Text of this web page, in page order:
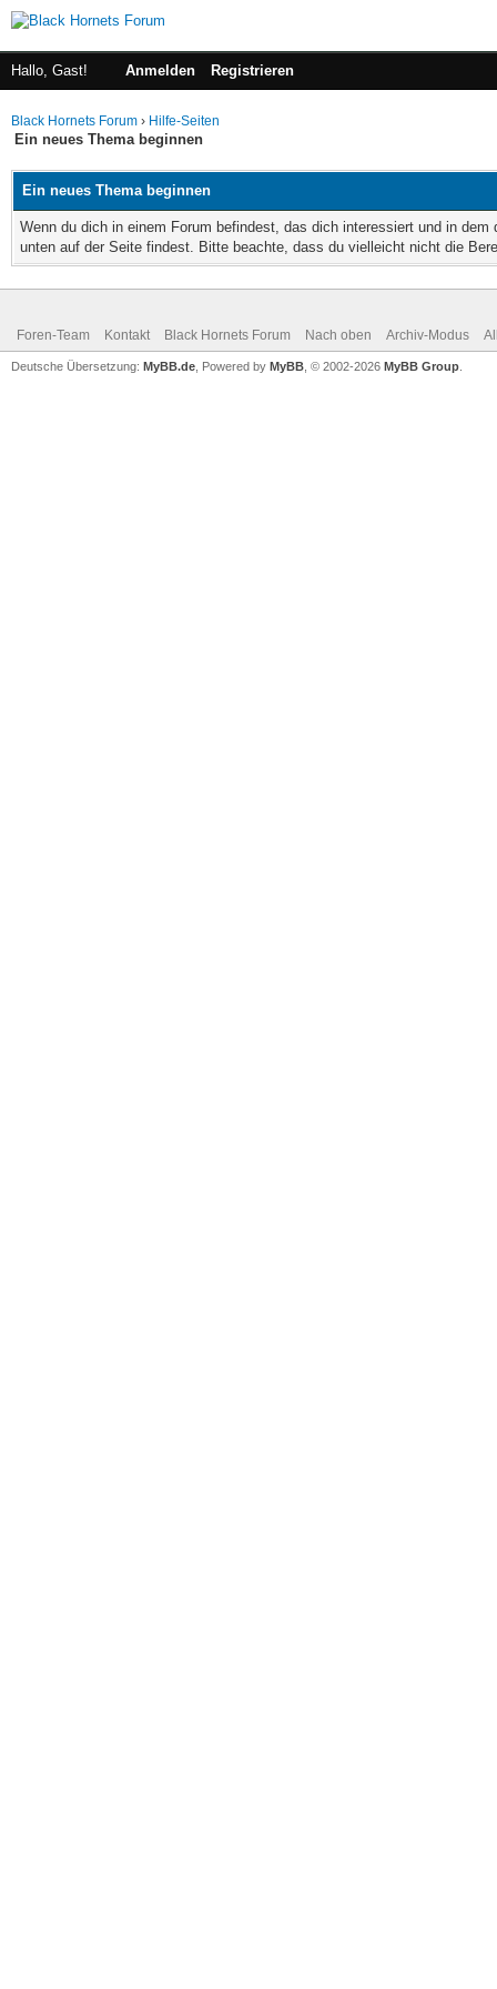
Hallo, Gast! Anmelden Registrieren
Black Hornets Forum › Hilfe-Seiten
Ein neues Thema beginnen
Ein neues Thema beginnen
Wenn du dich in einem Forum befindest, das dich interessiert und in
unten auf der Seite findest. Bitte beachte, dass du vielleicht nicht die
Foren-Team Kontakt Black Hornets Forum Nach oben Archiv-Modus
Deutsche Übersetzung: MyBB.de , Powered by MyBB , © 2002-2026 MyBB Group